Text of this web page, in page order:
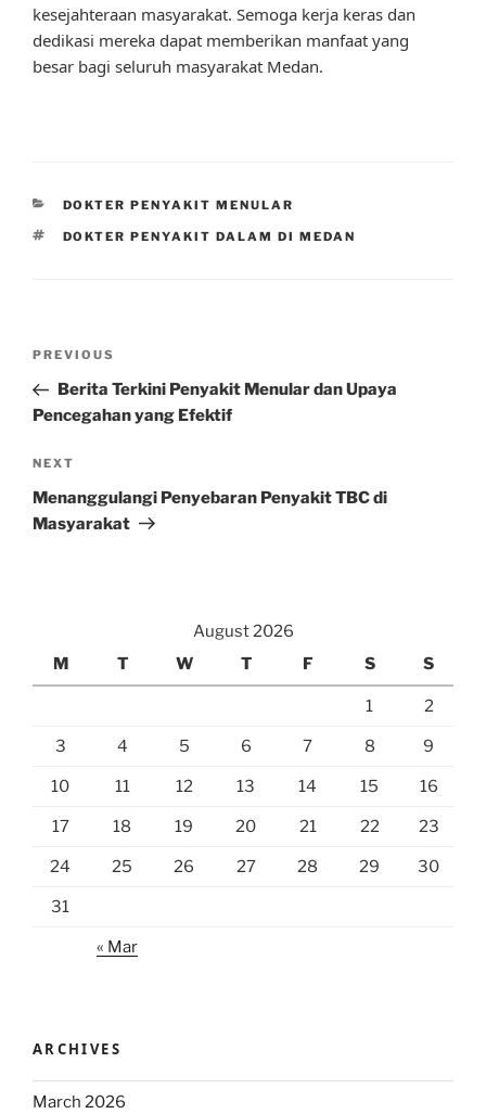
kesejahteraan masyarakat. Semoga kerja keras dan
dedikasi mereka dapat memberikan manfaat yang
besar bagi seluruh masyarakat Medan.
CATEGORIES
DOKTER PENYAKIT MENULAR
TAGS
DOKTER PENYAKIT DALAM DI MEDAN
Previous
Post
PREVIOUS
Berita Terkini Penyakit Menular dan Upaya
Pencegahan yang Efektif
Next
Post
NEXT
Menanggulangi Penyebaran Penyakit TBC di
Masyarakat
August 2026
M
T W T F S S
1 2
3 4 5 6 7 8 9
10 11 12 13 14 15 16
17 18 19 20 21 22 23
24 25 26 27 28 29 30
31
« Mar
ARCHIVES
March 2026